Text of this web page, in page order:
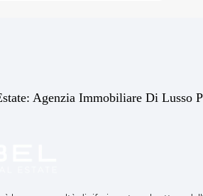
Agenzia Immobiliare Di Lusso